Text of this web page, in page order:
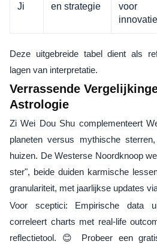
Ji
en strategie
voor
innovatie
Deze uitgebreide tabel dient als
lagen van interpretatie.
Verrassende
Astrologie
Zi Wei Dou Shu complementeert
planeten versus mythische
huizen. De Westerse Noordknoop
ster", beide duiden karmische
granulariteit, met jaarlijkse updates
Voor sceptici: Empirische data
correleert charts met real-life
reflectietool. 😊 Probeer een